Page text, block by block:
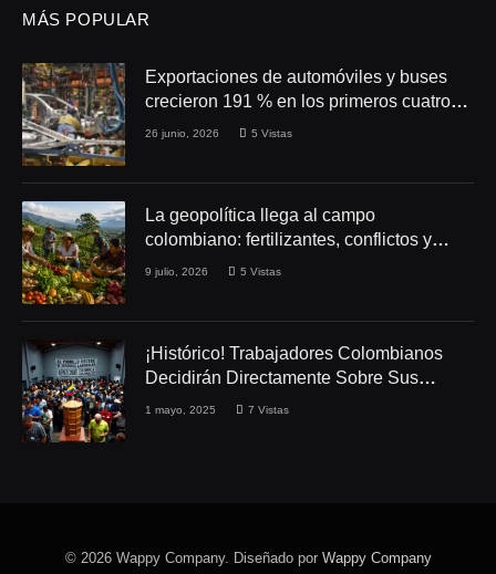
MÁS POPULAR
Exportaciones de automóviles y buses
crecieron 191 % en los primeros cuatro
meses de 2026
26 junio, 2026 5 Vistas
La geopolítica llega al campo
colombiano: fertilizantes, conflictos y
seguridad alimentaria
9 julio, 2026 5 Vistas
¡Histórico! Trabajadores Colombianos
Decidirán Directamente Sobre Sus
Derechos Laborales
1 mayo, 2025 7 Vistas
© 2026 Wappy Company. Diseñado por Wappy Company